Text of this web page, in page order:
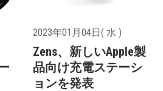
2023年01月04日( 水 )
Zens、新しいApple製
品向け充電ステーシ
ョンを発表